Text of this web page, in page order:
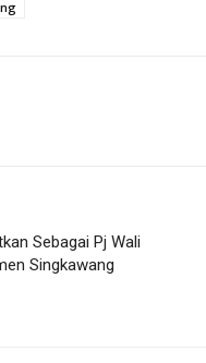
Sebagai Pj Wali
Singkawang